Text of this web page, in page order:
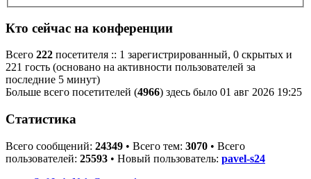
Кто сейчас на конференции
Всего 222 посетителя :: 1 зарегистрированный, 0 скрытых и
221 гость (основано на активности пользователей за
последние 5 минут)
Больше всего посетителей (4966) здесь было 01 авг 2026 19:25
Статистика
Всего сообщений: 24349 • Всего тем: 3070 • Всего
пользователей: 25593 • Новый пользователь: pavel-s24